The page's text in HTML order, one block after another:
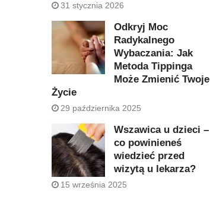
31 stycznia 2026
Odkryj Moc
Radykalnego
Wybaczania: Jak
Metoda Tippinga
Może Zmienić Twoje
Życie
29 października 2025
Wszawica u dzieci –
co powinieneś
wiedzieć przed
wizytą u lekarza?
15 września 2025